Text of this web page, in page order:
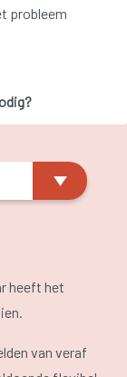
probleem
heeft het
van veraf